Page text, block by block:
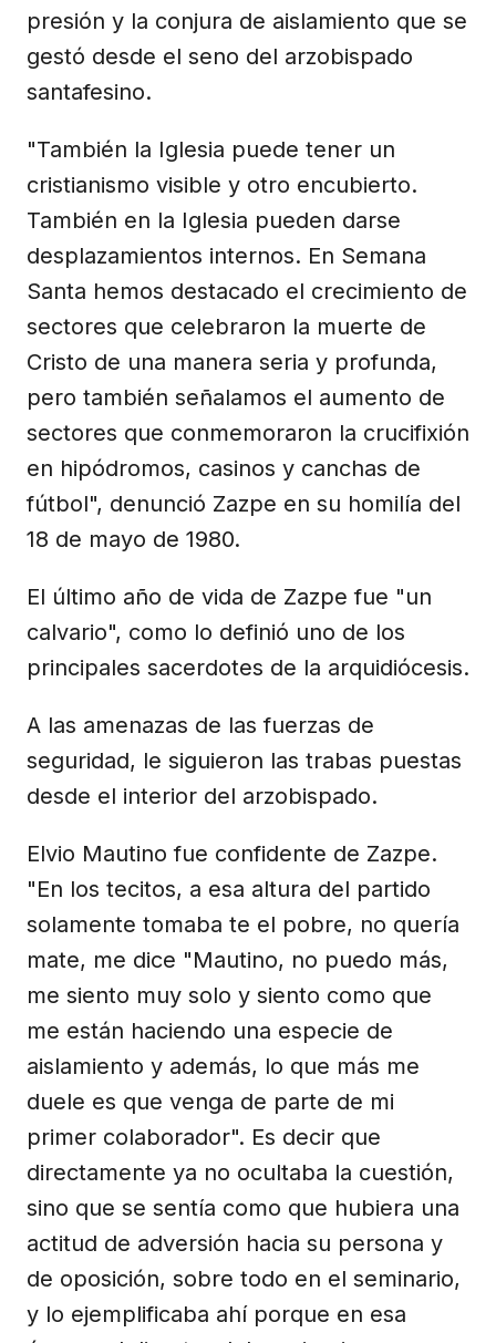
presión y la conjura de aislamiento que se
gestó desde el seno del arzobispado
santafesino.
"También la Iglesia puede tener un
cristianismo visible y otro encubierto.
También en la Iglesia pueden darse
desplazamientos internos. En Semana
Santa hemos destacado el crecimiento de
sectores que celebraron la muerte de
Cristo de una manera seria y profunda,
pero también señalamos el aumento de
sectores que conmemoraron la crucifixión
en hipódromos, casinos y canchas de
fútbol", denunció Zazpe en su homilía del
18 de mayo de 1980.
El último año de vida de Zazpe fue "un
calvario", como lo definió uno de los
principales sacerdotes de la arquidiócesis.
A las amenazas de las fuerzas de
seguridad, le siguieron las trabas puestas
desde el interior del arzobispado.
Elvio Mautino fue confidente de Zazpe.
"En los tecitos, a esa altura del partido
solamente tomaba te el pobre, no quería
mate, me dice "Mautino, no puedo más,
me siento muy solo y siento como que
me están haciendo una especie de
aislamiento y además, lo que más me
duele es que venga de parte de mi
primer colaborador". Es decir que
directamente ya no ocultaba la cuestión,
sino que se sentía como que hubiera una
actitud de adversión hacia su persona y
de oposición, sobre todo en el seminario,
y lo ejemplificaba ahí porque en esa